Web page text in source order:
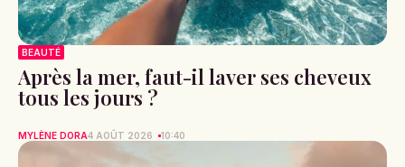
BEAUTÉ
Après la mer, faut-il laver ses cheveux
tous les jours ?
MYLÈNE DORA4 AOÛT 2026 10:40